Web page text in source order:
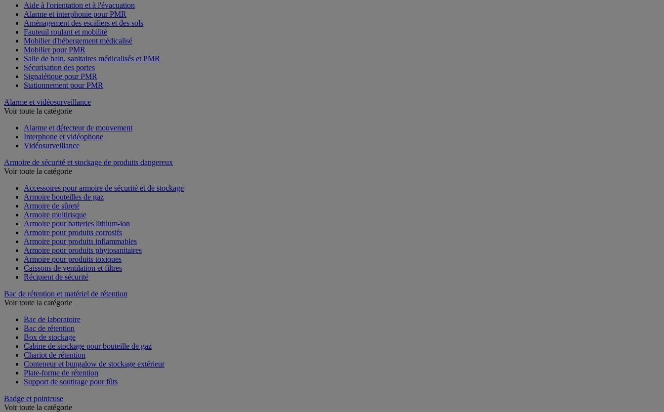
Aide à l'orientation et à l'évacuation
Alarme et interphonie pour PMR
Aménagement des escaliers et des sols
Fauteuil roulant et mobilité
Mobilier d'hébergement médicalisé
Mobilier pour PMR
Salle de bain, sanitaires médicalisés et PMR
Sécurisation des portes
Signalétique pour PMR
Stationnement pour PMR
Alarme et vidéosurveillance
Voir toute la catégorie
Alarme et détecteur de mouvement
Interphone et vidéophone
Vidéosurveillance
Armoire de sécurité et stockage de produits dangereux
Voir toute la catégorie
Accessoires pour armoire de sécurité et de stockage
Armoire bouteilles de gaz
Armoire de sûreté
Armoire multirisque
Armoire pour batteries lithium-ion
Armoire pour produits corrosifs
Armoire pour produits inflammables
Armoire pour produits phytosanitaires
Armoire pour produits toxiques
Caissons de ventilation et filtres
Récipient de sécurité
Bac de rétention et matériel de rétention
Voir toute la catégorie
Bac de laboratoire
Bac de rétention
Box de stockage
Cabine de stockage pour bouteille de gaz
Chariot de rétention
Conteneur et bungalow de stockage extérieur
Plate-forme de rétention
Support de soutirage pour fûts
Badge et pointeuse
Voir toute la catégorie